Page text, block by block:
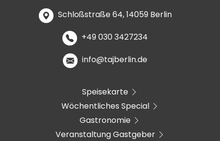
Schloßstraße 64, 14059 Berlin
+49 030 3427234
info@tajberlin.de
Speisekarte
Wöchentliches Special
Gastronomie
Veranstaltung Gastgeber